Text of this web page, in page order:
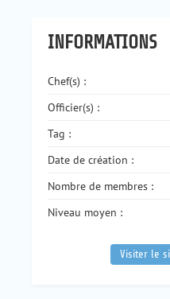
INFORMATIONS
Chef(s) :
Officier(s) :
Tag :
Date de création :
Nombre de membres :
Niveau moyen :
Visiter le